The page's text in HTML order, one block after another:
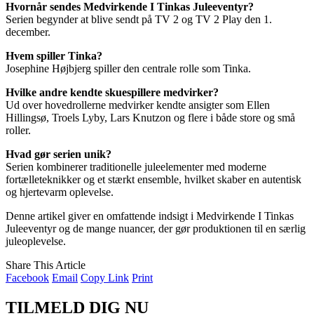
Hvornår sendes Medvirkende I Tinkas Juleeventyr?
Serien begynder at blive sendt på TV 2 og TV 2 Play den 1.
december.
Hvem spiller Tinka?
Josephine Højbjerg spiller den centrale rolle som Tinka.
Hvilke andre kendte skuespillere medvirker?
Ud over hovedrollerne medvirker kendte ansigter som Ellen
Hillingsø, Troels Lyby, Lars Knutzon og flere i både store og små
roller.
Hvad gør serien unik?
Serien kombinerer traditionelle juleelementer med moderne
fortælleteknikker og et stærkt ensemble, hvilket skaber en autentisk
og hjertevarm oplevelse.
Denne artikel giver en omfattende indsigt i Medvirkende I Tinkas
Juleeventyr og de mange nuancer, der gør produktionen til en særlig
juleoplevelse.
Share This Article
Facebook Email Copy Link Print
TILMELD DIG NU